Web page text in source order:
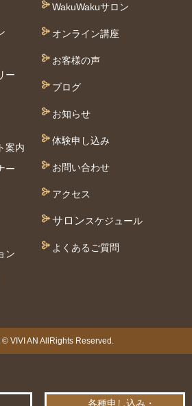
各種申し込み・
ー
案内
ー
ン
WakuWakuサロン
オンライン講座
お客様の声
ブログ
お知らせ
体験申し込み
お問い合わせ
アクセス
サロンスケジュール
よくあるご質問
VIVI AN AllRights Reserved.